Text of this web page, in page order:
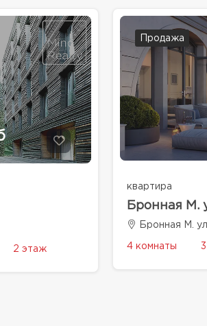
2 этаж
Продажа
квартира
Бронная М.
Бронная М.
4 комнаты